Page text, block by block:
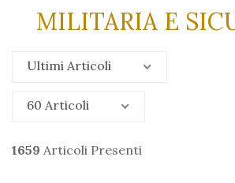
MILITARIA E
Ultimi Articoli
60 Articoli
1659 Articoli Presenti